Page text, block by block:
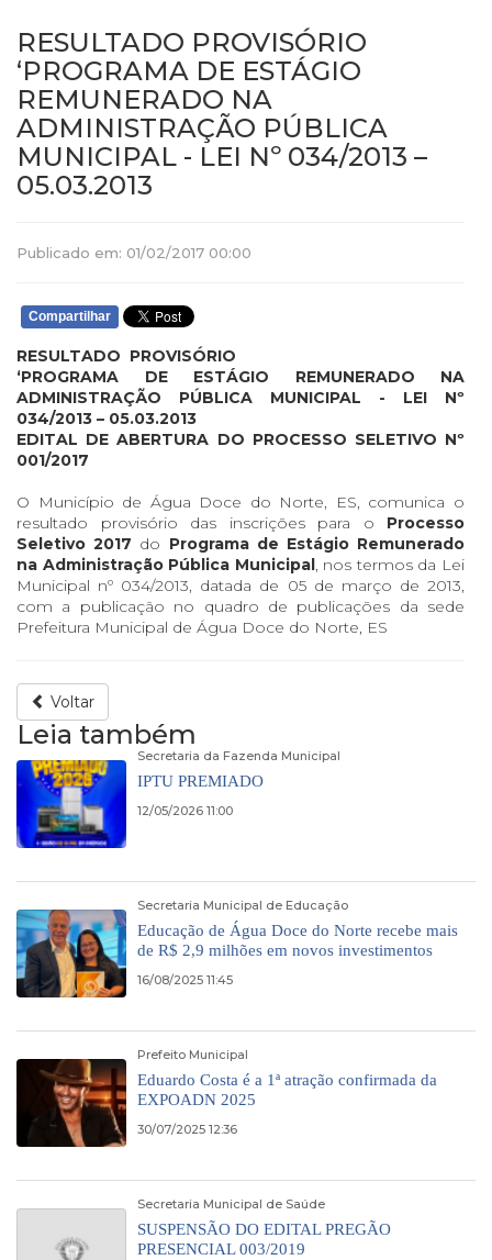
RESULTADO PROVISÓRIO
‘PROGRAMA DE ESTÁGIO
REMUNERADO NA
ADMINISTRAÇÃO PÚBLICA
MUNICIPAL - LEI Nº 034/2013 –
05.03.2013
Publicado em: 01/02/2017 00:00
Compartilhar
RESULTADO PROVISÓRIO
‘PROGRAMA DE ESTÁGIO REMUNERADO NA
ADMINISTRAÇÃO PÚBLICA MUNICIPAL - LEI Nº
034/2013 – 05.03.2013
EDITAL DE ABERTURA DO PROCESSO SELETIVO Nº
001/2017
O Município de Água Doce do Norte, ES, comunica o
resultado provisório das inscrições para o Processo
Seletivo 2017 do Programa de Estágio Remunerado
na Administração Pública Municipal, nos termos da Lei
Municipal nº 034/2013, datada de 05 de março de 2013,
com a publicação no quadro de publicações da sede
Prefeitura Municipal de Água Doce do Norte, ES
Voltar
Leia também
Secretaria da Fazenda Municipal
IPTU PREMIADO
12/05/2026 11:00
Secretaria Municipal de Educação
Educação de Água Doce do Norte recebe mais
de R$ 2,9 milhões em novos investimentos
16/08/2025 11:45
Prefeito Municipal
Eduardo Costa é a 1ª atração confirmada da
EXPOADN 2025
30/07/2025 12:36
Secretaria Municipal de Saúde
SUSPENSÃO DO EDITAL PREGÃO
PRESENCIAL 003/2019